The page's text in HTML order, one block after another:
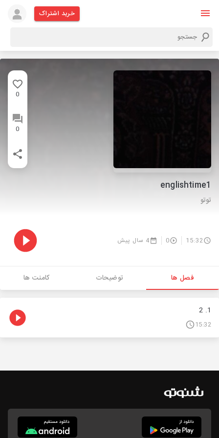
خرید اشتراک
0
0
englishtime1
توتو
15:32
0 4 سال پیش
فصل ها توضیحات کامنت ها
1. 2
15:32